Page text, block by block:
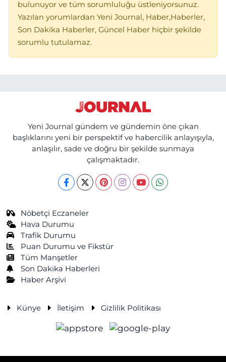
bulunuyor ve tüm sorumluluğu üstleniyorsunuz.
Yazılan yorumlardan Yeni Journal, Haber,Haberler,
Son Dakika Haberler, Güncel Haber hiçbir şekilde
sorumlu tutulamaz.
Yeni Journal gündem ve gündemin öne çıkan
başlıklarını yeni bir perspektif ve habercilik anlayışıyla,
anlaşılır, sade ve doğru bir şekilde sunmaya
çalışmaktadır.
Nöbetçi Eczaneler
Hava Durumu
Trafik Durumu
Puan Durumu ve Fikstür
Tüm Manşetler
Son Dakika Haberleri
Haber Arşivi
Künye İletişim Gizlilik Politikası